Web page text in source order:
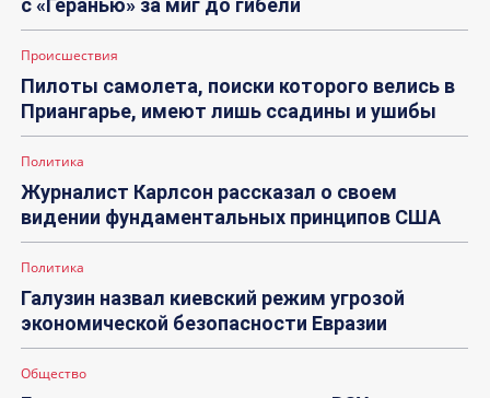
с «Геранью» за миг до гибели
Происшествия
Пилоты самолета, поиски которого велись в
Приангарье, имеют лишь ссадины и ушибы
Политика
Журналист Карлсон рассказал о своем
видении фундаментальных принципов США
Политика
Галузин назвал киевский режим угрозой
экономической безопасности Евразии
Общество